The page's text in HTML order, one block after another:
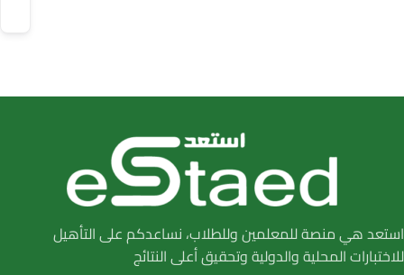
استعد هي منصة للمعلمين وللطلاب، نساعدكم على التأهيل
للاختبارات المحلية والدولية وتحقيق أعلى النتائج